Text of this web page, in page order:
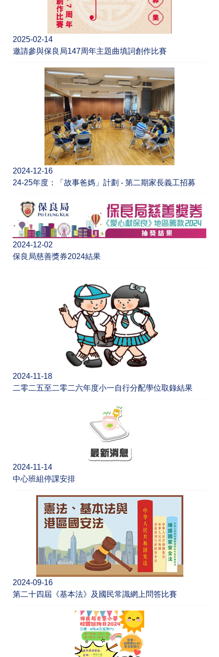
2025-02-14
邀請參與保良局147周年主題曲填詞創作比賽
2024-12-16
24-25年度：「故事爸媽」計劃 - 第二期家長義工招募
2024-12-02
保良局慈善獎券2024結果
2024-11-18
二零二五至二零二六年度小一自行分配學位取錄結果
2024-11-14
中心班組停課安排
2024-09-16
第二十四屆《基本法》及國民常識網上問答比賽